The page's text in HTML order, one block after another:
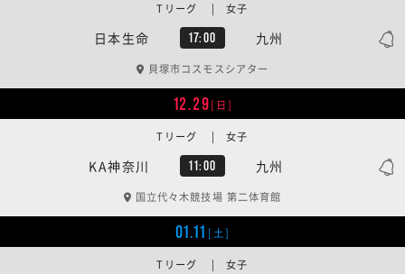
日本生命 17:00 九州
Tリーグ | 女子
貝塚市コスモスシアター
12.29[日]
KA神奈川 11:00 九州
Tリーグ | 女子
国立代々木競技場 第二体育館
01.11 [土]
Tリーグ | 女子